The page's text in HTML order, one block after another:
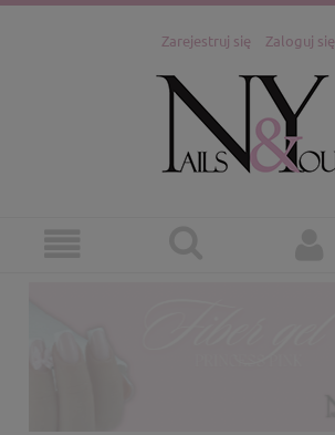
Zarejestruj się Zaloguj się